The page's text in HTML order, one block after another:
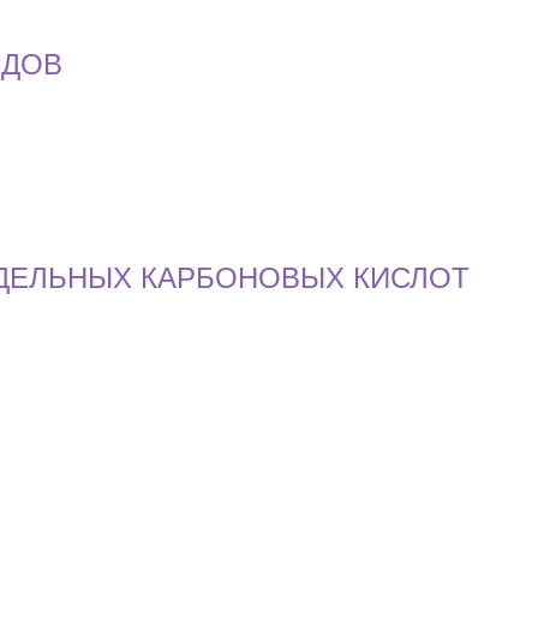
КАРБОНОВЫХ КИСЛОТ